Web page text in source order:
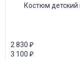
2 830 ₽
3 100 ₽